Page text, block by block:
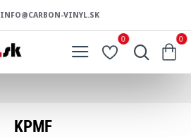
INFO@CARBON-VINYL.SK
0 0
KPMF